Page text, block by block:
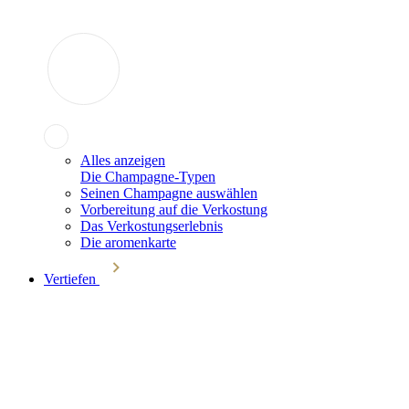
Alles anzeigen
Die Champagne-Typen
Seinen Champagne auswählen
Vorbereitung auf die Verkostung
Das Verkostungserlebnis
Die aromenkarte
Vertiefen